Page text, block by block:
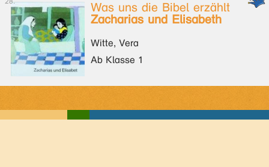
Was uns die Bibel erzählt
Zacharias und Elisabeth
Witte, Vera
Ab Klasse 1